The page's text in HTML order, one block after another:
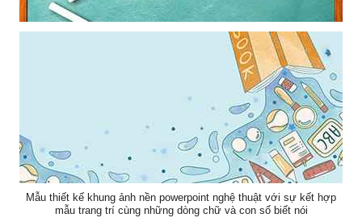
Mẫu thiết kế bảng dạy học làm hình nền powerpoint
Mẫu thiết kế khung ảnh nền powerpoint nghệ thuật với sự kết hợp
mẫu trang trí cùng những dòng chữ và con số biết nói